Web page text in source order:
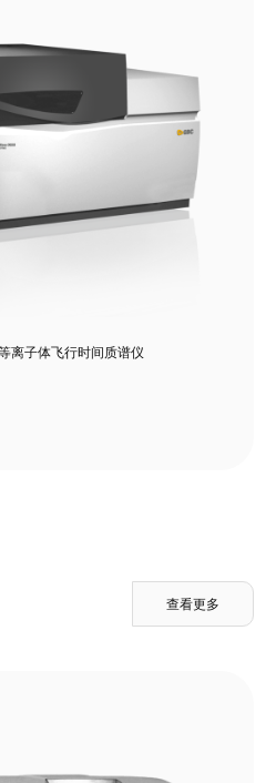
离子体飞行时间质谱仪
查看更多